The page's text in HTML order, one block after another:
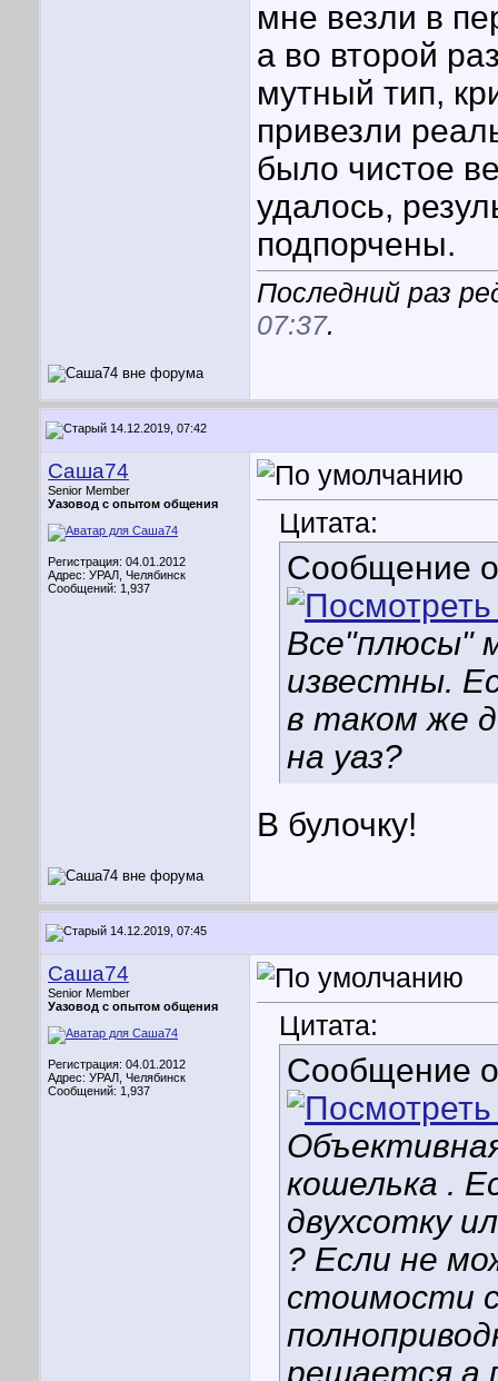
мне везли в
а во второй
мутный тип,
привезли
было чистое
удалось,
подпорчены.
Последний раз
07:37.
14.12.2019, 07:42
Саша74
Senior Member
Уазовод с опытом общения
Регистрация: 04.01.2012
Адрес: УРАЛ, Челябинск
Сообщений: 1,937
Цитата:
Сообщение
Все"плюсы"
известны.
в таком же
на уаз?
В булочку!
14.12.2019, 07:45
Саша74
Senior Member
Уазовод с опытом общения
Регистрация: 04.01.2012
Адрес: УРАЛ, Челябинск
Сообщений: 1,937
Цитата:
Сообщение
кошелька .
двухсотку
? Если не
стоимости
решается а